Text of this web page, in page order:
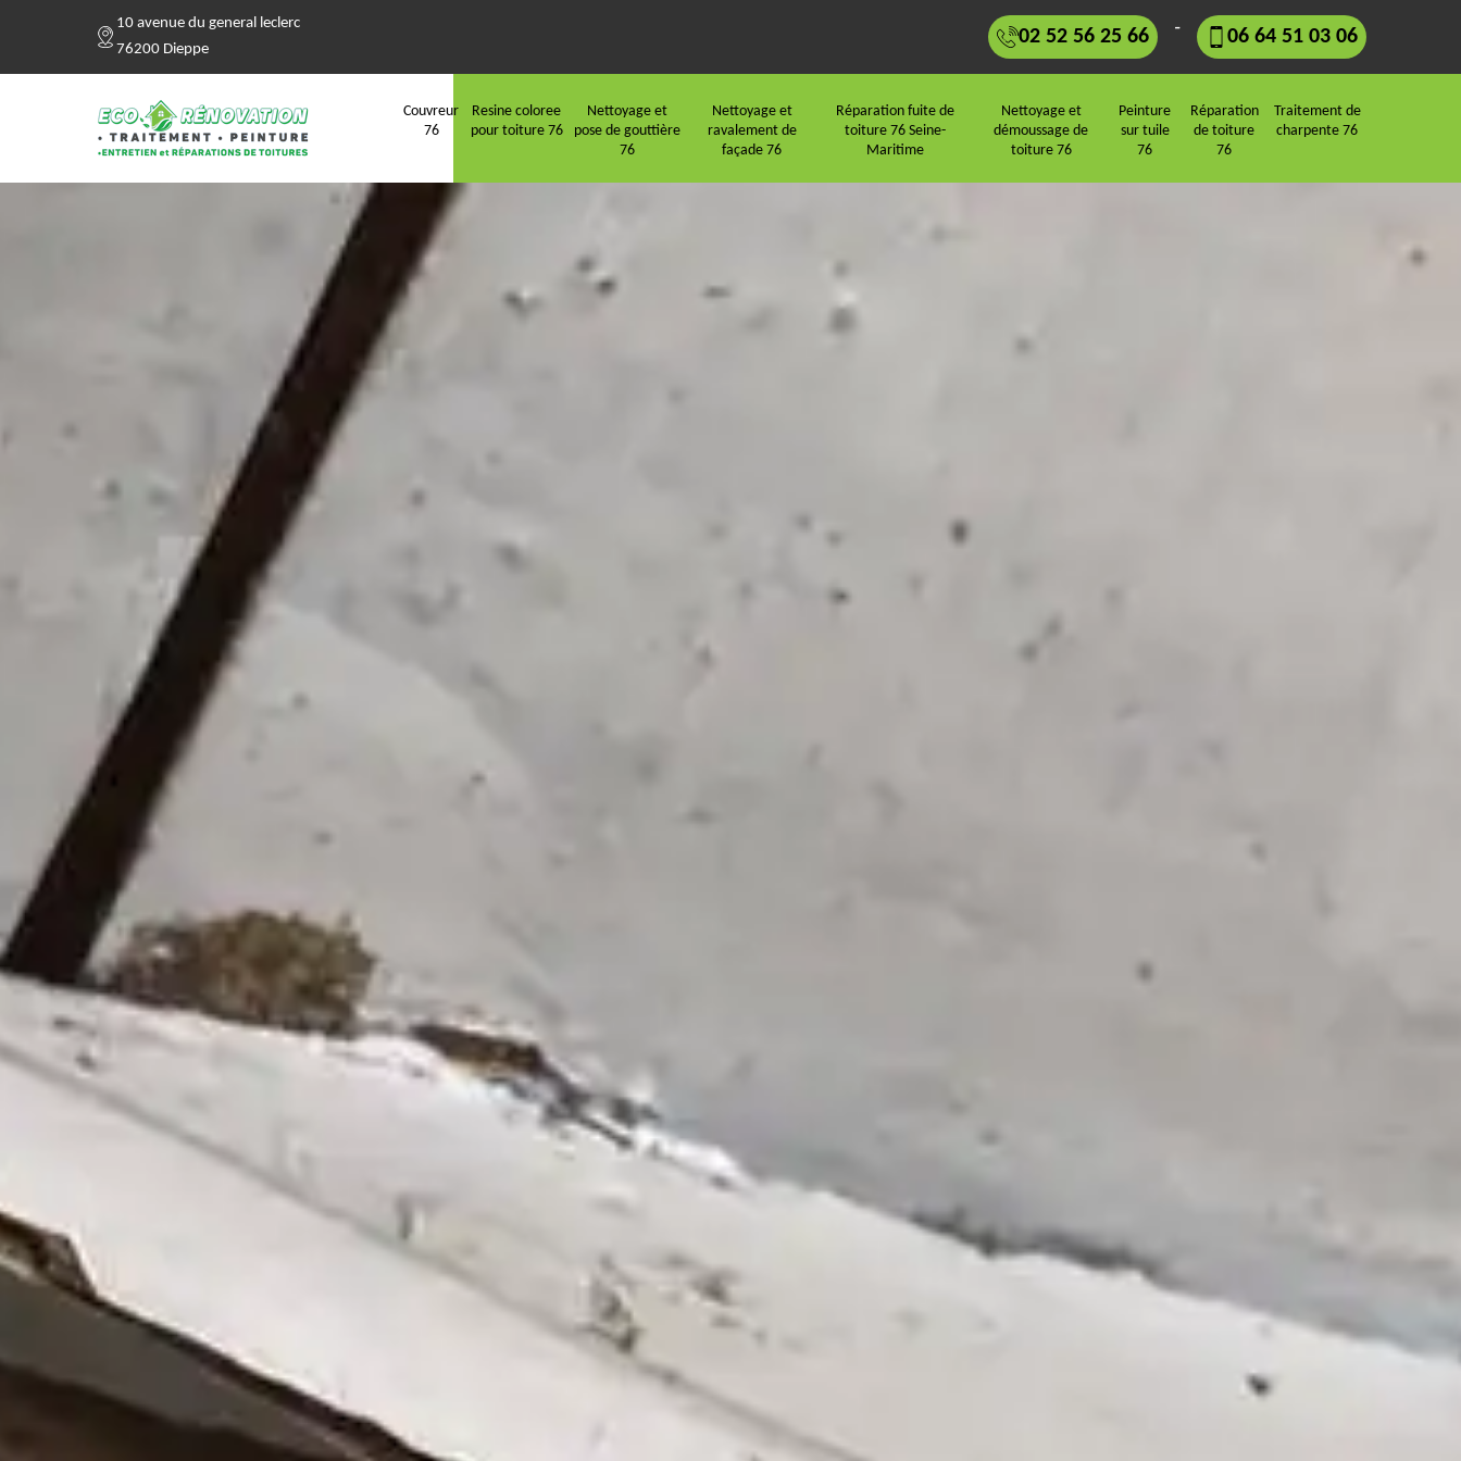
10 avenue du general leclerc
76200 Dieppe
02 52 56 25 66 - 06 64 51 03 06
Couvreur
76
Resine coloree
pour toiture 76
Nettoyage et
pose de gouttière
76
Nettoyage et
ravalement de
façade 76
Réparation fuite de
toiture 76 Seine-
Maritime
Nettoyage et
démoussage de
toiture 76
Peinture
sur tuile
76
Réparation
de toiture
76
Traitement de
charpente 76